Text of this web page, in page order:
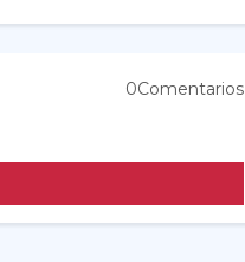
0Comentarios